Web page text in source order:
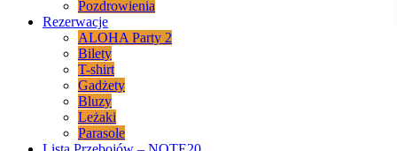
Pozdrowienia
Rezerwacje
ALOHA Party 2
Bilety
T-shirt
Gadżety
Bluzy
Leżaki
Parasole